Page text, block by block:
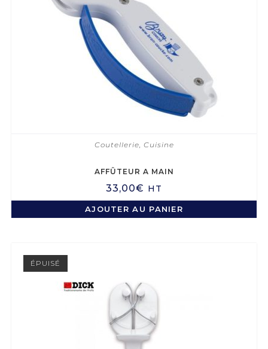
Coutellerie, Cuisine
AFFÛTEUR A MAIN
33,00€ HT
AJOUTER AU PANIER
ÉPUISÉ